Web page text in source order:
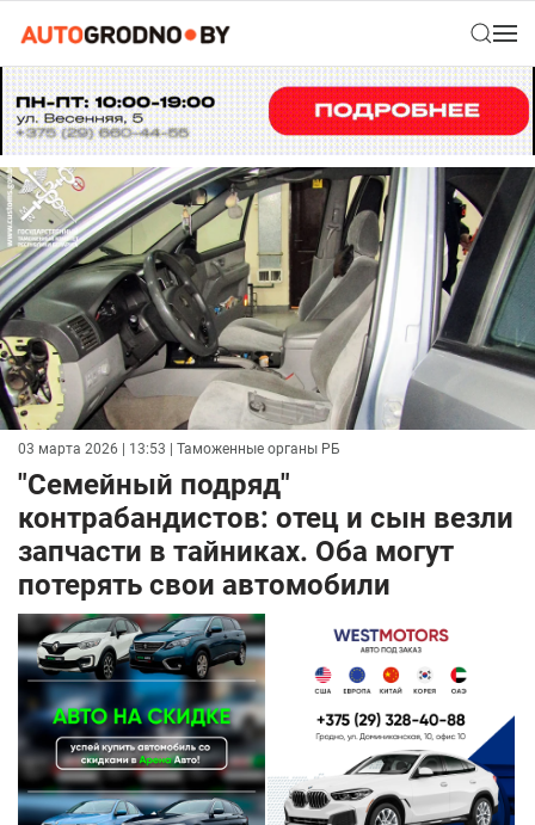
03 марта 2026 | 13:53 | Таможенные органы РБ
"Семейный подряд"
контрабандистов: отец и сын везли
запчасти в тайниках. Оба могут
потерять свои автомобили